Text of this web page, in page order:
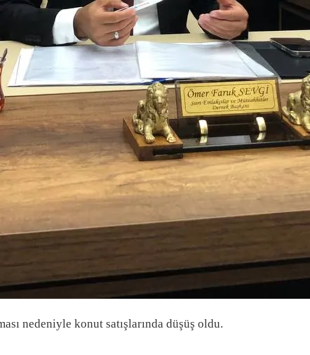
nedeniyle konut satışlarında düşüş oldu.